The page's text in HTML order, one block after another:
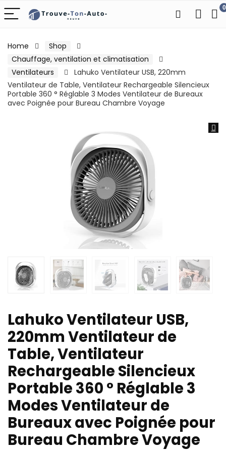
0
Home
Shop
Chauffage, ventilation et climatisation
Ventilateurs
Lahuko Ventilateur USB, 220mm
Ventilateur de Table, Ventilateur Rechargeable Silencieux
Portable 360 ° Réglable 3 Modes Ventilateur de Bureaux
avec Poignée pour Bureau Chambre Voyage
Lahuko Ventilateur USB,
220mm Ventilateur de
Table, Ventilateur
Rechargeable Silencieux
Portable 360 ° Réglable 3
Modes Ventilateur de
Bureaux avec Poignée pour
Bureau Chambre Voyage